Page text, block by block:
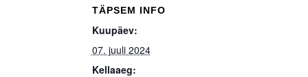
TÄPSEM INFO
Kuupäev:
07. juuli 2024
Kellaaeg: